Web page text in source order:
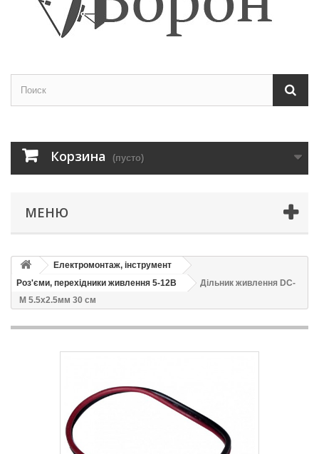
Корзина (пусто)
МЕНЮ
Електромонтаж, інструмент
Роз'єми, перехідники живлення 5-12В
Дільник живлення DC-
M 5.5x2.5мм 30 см